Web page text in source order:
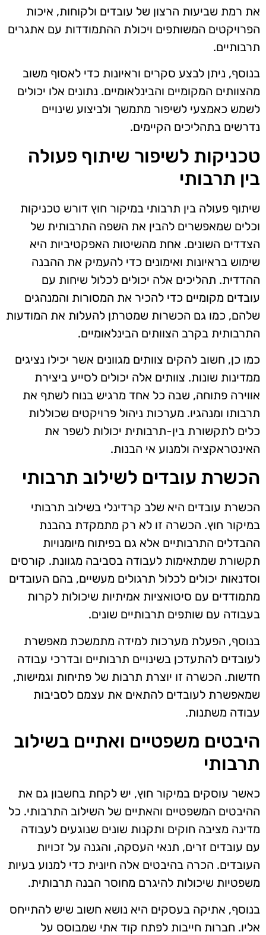
את רמת שביעות הרצון של עובדים ולקוחות, איכות
הפרויקטים המשותפים ויכולת ההתמודדות עם אתגרים
תרבותיים.
בנוסף, ניתן לבצע סקרים וראיונות כדי לאסוף משוב
מהצוותים המקומיים והבינלאומיים. נתונים אלו יכולים
לשמש כאמצעי לשיפור מתמשך ולביצוע שינויים
נדרשים בתהליכים הקיימים.
טכניקות לשיפור שיתוף פעולה
בין תרבותי
שיתוף פעולה בין תרבותי במיקור חוץ דורש טכניקות
וכלים שמאפשרים להבין את השפה התרבותית של
הצדדים השונים. אחת מהשיטות האפקטיביות היא
שימוש בראיונות ואימונים כדי להעמיק את ההבנה
ההדדית. תהליכים אלה יכולים לכלול שיחות עם
עובדים מקומיים כדי להכיר את המסורות והמנהגים
שלהם, כמו גם הכשרות שמטרתן להעלות את המודעות
התרבותית בקרב הצוותים הבינלאומיים.
כמו כן, חשוב להקים צוותים מגוונים אשר יכילו נציגים
ממדינות שונות. צוותים אלה יכולים לסייע ביצירת
אווירה פתוחה, שבה כל אחד מרגיש בנוח לשתף את
תרבותו ומנהגיו. מערכות ניהול פרויקטים שכוללות
כלים לתקשורת בין-תרבותית יכולות לשפר את
האינטראקציה ולמנוע אי הבנות.
הכשרת עובדים לשילוב תרבותי
הכשרת עובדים היא שלב קרדינלי בשילוב תרבותי
במיקור חוץ. הכשרה זו לא רק מתמקדת בהבנת
ההבדלים התרבותיים אלא גם בפיתוח מיומנויות
תקשורת שמתאימות לעבודה בסביבה מגוונת. קורסים
וסדנאות יכולים לכלול תרגולים מעשיים, בהם העובדים
מתמודדים עם סיטואציות אמיתיות שיכולות לקרות
בעבודה עם שותפים תרבותיים שונים.
בנוסף, הפעלת מערכות למידה מתמשכת מאפשרת
לעובדים להתעדכן בשינויים תרבותיים ובדרכי עבודה
חדשות. הכשרה זו יוצרת תרבות של פתיחות וגמישות,
שמאפשרת לעובדים להתאים את עצמם לסביבות
עבודה משתנות.
היבטים משפטיים ואתיים בשילוב
תרבותי
כאשר עוסקים במיקור חוץ, יש לקחת בחשבון גם את
ההיבטים המשפטיים והאתיים של השילוב התרבותי. כל
מדינה מציבה חוקים ותקנות שונים שנוגעים לעבודה
עם עובדים זרים, תנאי העסקה, והגנה על זכויות
העובדים. הכרה בהיבטים אלה חיונית כדי למנוע בעיות
משפטיות שיכולות להיגרם מחוסר הבנה תרבותית.
בנוסף, אתיקה בעסקים היא נושא חשוב שיש להתייחס
אליו. חברות חייבות לפתח קוד אתי שמבוסס על